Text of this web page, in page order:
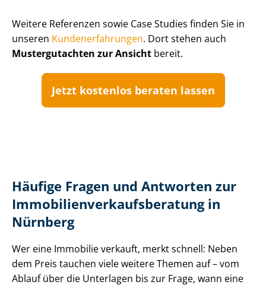
Weitere Referenzen sowie Case Studies finden Sie in
unseren Kun­de­n­er­fah­run­gen. Dort stehen auch
Mustergutachten zur Ansicht bereit.
Jetzt kostenlos beraten lassen
Häufige Fragen und Antworten zur
Im­mo­bi­li­en­ver­kaufs­be­ra­tung in
Nürnberg
Wer eine Immobilie verkauft, merkt schnell: Neben
dem Preis tauchen viele weitere Themen auf – vom
Ablauf über die Unterlagen bis zur Frage, wann eine